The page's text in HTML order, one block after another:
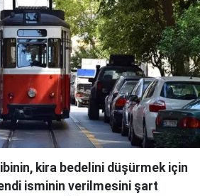
kira bedelini düşürmek için
isminin verilmesini şart